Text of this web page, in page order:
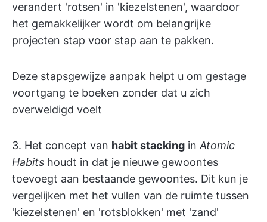
verandert 'rotsen' in 'kiezelstenen', waardoor
het gemakkelijker wordt om belangrijke
projecten stap voor stap aan te pakken.
Deze stapsgewijze aanpak helpt u om gestage
voortgang te boeken zonder dat u zich
overweldigd voelt
3. Het concept van habit stacking in Atomic
Habits houdt in dat je nieuwe gewoontes
toevoegt aan bestaande gewoontes. Dit kun je
vergelijken met het vullen van de ruimte tussen
'kiezelstenen' en 'rotsblokken' met 'zand'